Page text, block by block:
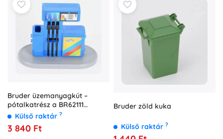
Bruder üzemanyagkút –
pótalkatrész a BR62111
modellhez
Külső raktár ?
3 840 Ft
Bruder zöld kuka
Külső raktár ?